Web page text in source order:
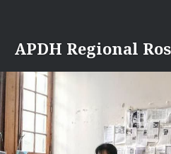
APDH Regional